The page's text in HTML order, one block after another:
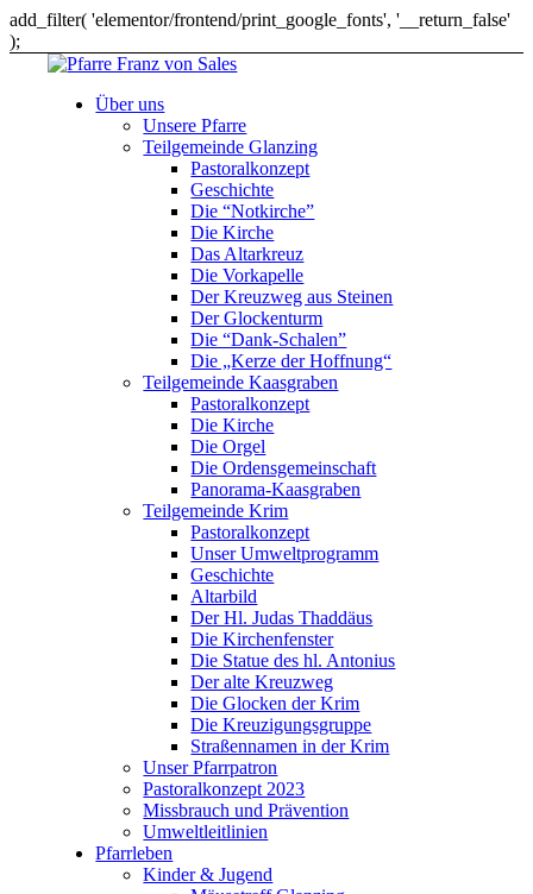
add_filter( 'elementor/frontend/print_google_fonts', '__return_false'
);
Über uns
Unsere Pfarre
Teilgemeinde Glanzing
Pastoralkonzept
Geschichte
Die “Notkirche”
Die Kirche
Das Altarkreuz
Die Vorkapelle
Der Kreuzweg aus Steinen
Der Glockenturm
Die “Dank-Schalen”
Die „Kerze der Hoffnung“
Teilgemeinde Kaasgraben
Pastoralkonzept
Die Kirche
Die Orgel
Die Ordensgemeinschaft
Panorama-Kaasgraben
Teilgemeinde Krim
Pastoralkonzept
Unser Umweltprogramm
Geschichte
Altarbild
Der Hl. Judas Thaddäus
Die Kirchenfenster
Die Statue des hl. Antonius
Der alte Kreuzweg
Die Glocken der Krim
Die Kreuzigungsgruppe
Straßennamen in der Krim
Unser Pfarrpatron
Pastoralkonzept 2023
Missbrauch und Prävention
Umweltleitlinien
Pfarrleben
Kinder & Jugend